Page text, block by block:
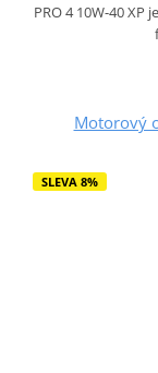
PRO 4 10W-40
Motorový
SLEVA 8%